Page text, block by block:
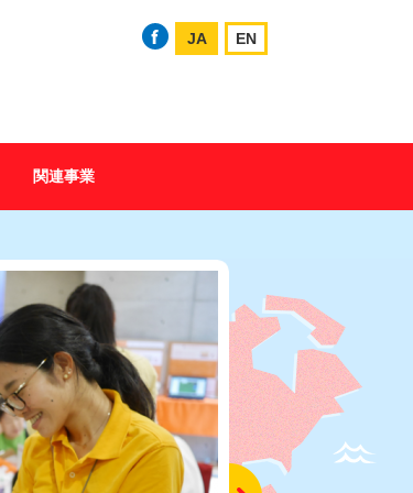
JA EN
関連事業